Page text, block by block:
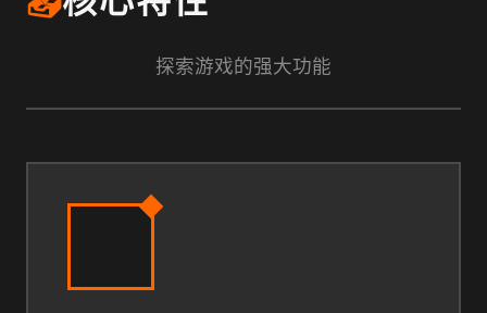
探索游戏的强大功能